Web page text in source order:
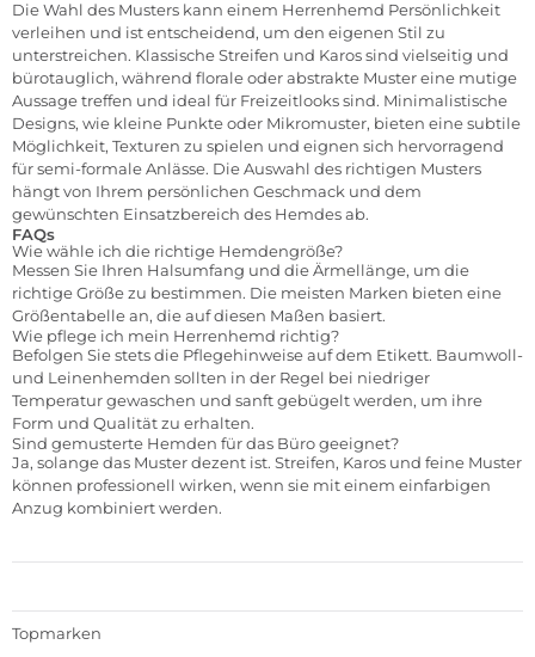
Die Wahl des Musters kann einem Herrenhemd Persönlichkeit
verleihen und ist entscheidend, um den eigenen Stil zu
unterstreichen. Klassische Streifen und Karos sind vielseitig und
bürotauglich, während florale oder abstrakte Muster eine mutige
Aussage treffen und ideal für Freizeitlooks sind. Minimalistische
Designs, wie kleine Punkte oder Mikromuster, bieten eine subtile
Möglichkeit, Texturen zu spielen und eignen sich hervorragend
für semi-formale Anlässe. Die Auswahl des richtigen Musters
hängt von Ihrem persönlichen Geschmack und dem
gewünschten Einsatzbereich des Hemdes ab.
FAQs
Wie wähle ich die richtige Hemdengröße?
Messen Sie Ihren Halsumfang und die Ärmellänge, um die
richtige Größe zu bestimmen. Die meisten Marken bieten eine
Größentabelle an, die auf diesen Maßen basiert.
Wie pflege ich mein Herrenhemd richtig?
Befolgen Sie stets die Pflegehinweise auf dem Etikett. Baumwoll-
und Leinenhemden sollten in der Regel bei niedriger
Temperatur gewaschen und sanft gebügelt werden, um ihre
Form und Qualität zu erhalten.
Sind gemusterte Hemden für das Büro geeignet?
Ja, solange das Muster dezent ist. Streifen, Karos und feine Muster
können professionell wirken, wenn sie mit einem einfarbigen
Anzug kombiniert werden.
Topmarken